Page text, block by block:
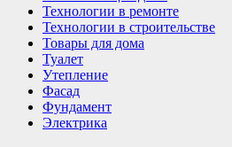
Технологии в ремонте
Технологии в строительстве
Товары для дома
Туалет
Утепление
Фасад
Фундамент
Электрика